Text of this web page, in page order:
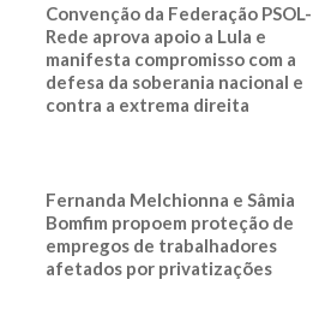
Convenção da Federação PSOL-
Rede aprova apoio a Lula e
manifesta compromisso com a
defesa da soberania nacional e
contra a extrema direita
Fernanda Melchionna e Sâmia
Bomfim propoem proteção de
empregos de trabalhadores
afetados por privatizações